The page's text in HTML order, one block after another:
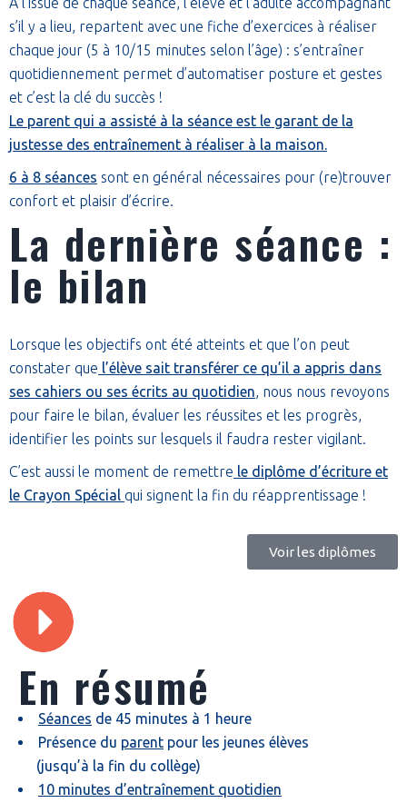
s’il y a lieu, repartent avec une fiche d’exercices à réaliser
chaque jour (5 à 10/15 minutes selon l’âge) : s’entraîner
quotidiennement permet d’automatiser posture et gestes
et c’est la clé du succès !
Le parent qui a assisté à la séance est le garant de la
justesse des entraînement à réaliser à la maison.
6 à 8 séances sont en général nécessaires pour (re)trouver
confort et plaisir d’écrire.
La dernière séance :
le bilan
Lorsque les objectifs ont été atteints et que l’on peut
constater que l’élève sait transférer ce qu’il a appris dans
ses cahiers ou ses écrits au quotidien, nous nous revoyons
pour faire le bilan, évaluer les réussites et les progrès,
identifier les points sur lesquels il faudra rester vigilant.
C’est aussi le moment de remettre le diplôme d’écriture et
le Crayon Spécial qui signent la fin du réapprentissage !
Voir les diplômes
En résumé
Séances de 45 minutes à 1 heure
Présence du parent pour les jeunes élèves
(jusqu’à la fin du collège)
10 minutes d’entraînement quotidien